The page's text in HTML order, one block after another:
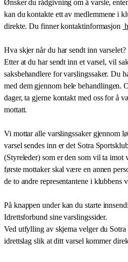
Ønsker du rådgivning om å varsle,
kan du kontakte ett av medlemmene i
direkte. Du finner kontaktinformasjon
Hva skjer når du har sendt inn varselet?
Etter at du har sendt inn et varsel, vil
saksbehandlere for varslingssaker. Du
med dem gjennom hele behandlingen.
dager, ta gjerne kontakt med oss for å
mottatt.
Vi mottar alle varslingssaker gjennom
varsel sendes inn er det Sotra
(Styreleder) som er den som vil ta imot
første mottaker skal være en annen
de to andre representantene i klubbens
På knappen under kan du starte
Idrettsforbund sine varslingssider.
Ved utfylling av skjema velger du
idrettslag slik at ditt varsel kommer